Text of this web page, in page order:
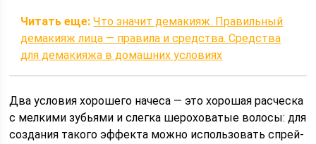
Читать еще: Что значит демакияж. Правильный
демакияж лица — правила и средства. Средства
для демакияжа в домашних условиях
Два условия хорошего начеса — это хорошая расческа
с мелкими зубьями и слегка шероховатые волосы: для
создания такого эффекта можно использовать спрей-